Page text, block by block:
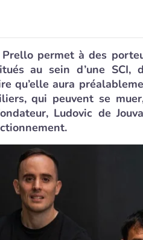
permet à des
au sein d’une SCI,
qu’elle aura
qui peuvent se
Ludovic de